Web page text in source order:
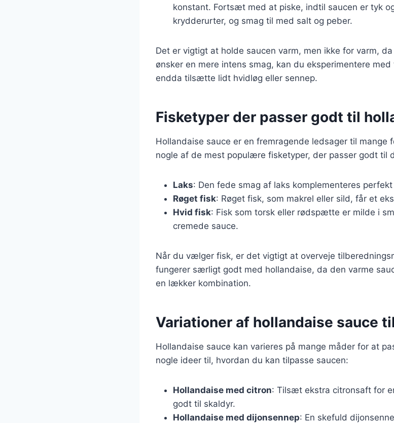
konstant. Fortsæt med at piske, indtil saucen er tyk
krydderurter, og smag til med salt og peber.
Det er vigtigt at holde saucen varm, men ikke for varm,
ønsker en mere intens smag, kan du eksperimentere
endda tilsætte lidt hvidløg eller sennep.
Fisketyper der passer godt til
Hollandaise sauce er en fremragende ledsager til mange
nogle af de mest populære fisketyper, der passer godt til
Laks: Den fede smag af laks komplementeres
Røget fisk: Røget fisk, som makrel eller sild, får et
Hvid fisk: Fisk som torsk eller rødspætte er milde i
cremede sauce.
Når du vælger fisk, er det vigtigt at overveje
fungerer særligt godt med hollandaise, da den varme
en lækker kombination.
Variationer af hollandaise sauce
Hollandaise sauce kan varieres på mange måder for at
nogle ideer til, hvordan du kan tilpasse saucen:
Hollandaise med citron: Tilsæt ekstra citronsaft for
godt til skaldyr.
Hollandaise med dijonsennep: En skefuld